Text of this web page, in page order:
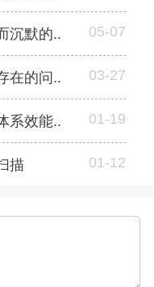
沉默的.. 05-07
在的问.. 03-27
系效能.. 01-19
描 01-12